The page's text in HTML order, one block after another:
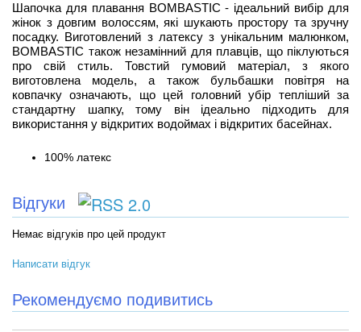
Шапочка для плавання BOMBASTIC - ідеальний вибір для
жінок з довгим волоссям, які шукають простору та зручну
посадку. Виготовлений з латексу з унікальним малюнком,
BOMBASTIC також незамінний для плавців, що піклуються
про свій стиль. Товстий гумовий матеріал, з якого
виготовлена модель, а також бульбашки повітря на
ковпачку означають, що цей головний убір тепліший за
стандартну шапку, тому він ідеально підходить для
використання у відкритих водоймах і відкритих басейнах.
100% латекс
Відгуки
Немає відгуків про цей продукт
Написати відгук
Рекомендуємо подивитись